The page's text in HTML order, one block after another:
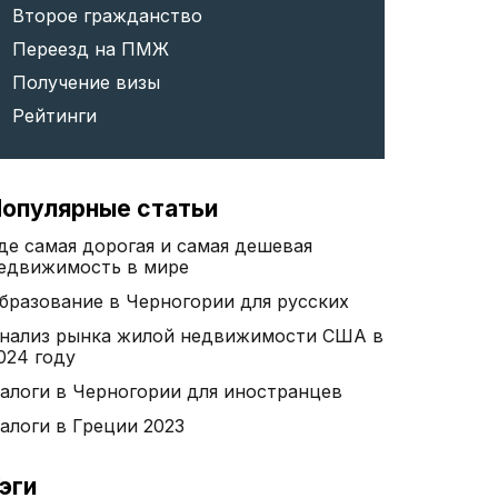
Второе гражданство
Переезд на ПМЖ
Получение визы
Рейтинги
статьи
самая дорогая и самая дешевая
в мире
в Черногории для русских
рынка жилой недвижимости США в
году
в Черногории для иностранцев
в Греции 2023